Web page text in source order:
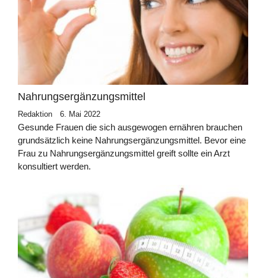
Nahrungsergänzungsmittel
Redaktion 6. Mai 2022
Gesunde Frauen die sich ausgewogen ernähren brauchen
grundsätzlich keine Nahrungsergänzungsmittel. Bevor eine
Frau zu Nahrungsergänzungsmittel greift sollte ein Arzt
konsultiert werden.